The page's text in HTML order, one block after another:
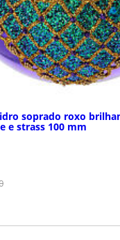
soprado roxo
e strass 100 mm